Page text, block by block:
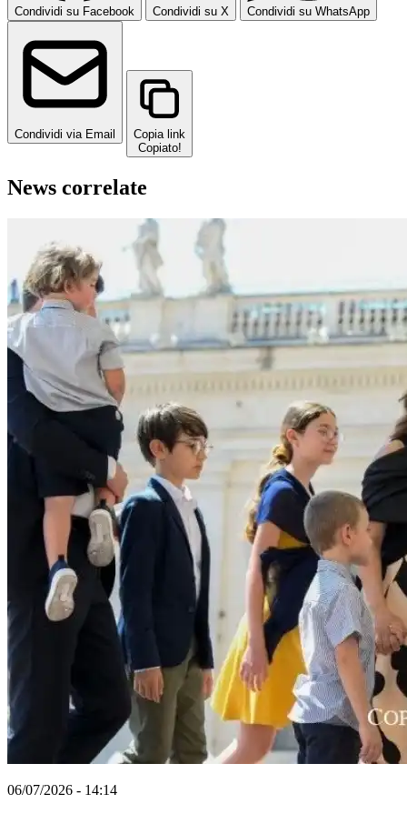
Condividi su Facebook Condividi su X Condividi su WhatsApp
Condividi via Email
Copia link
Copiato!
News correlate
06/07/2026 - 14:14